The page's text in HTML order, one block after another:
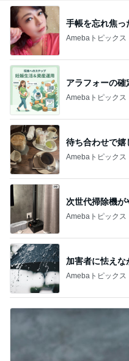
手帳を忘れ焦っ
Amebaトピックス
アラフォーの
Amebaトピックス
待ち合わせで嬉
Amebaトピックス
次世代掃除機が
Amebaトピックス
加害者に怯えな
Amebaトピックス